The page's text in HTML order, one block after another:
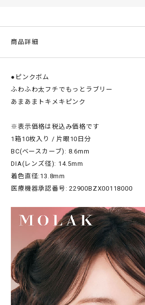
商品詳細
●ピンクボム
ふわふわ太フチでもっとラブリー
あまあまトキメキピンク
※表示価格は税込み価格です
1箱10枚入り / 片眼10日分
BC(ベースカーブ): 8.6mm
DIA(レンズ径): 14.5mm
着色直径:13.8mm
医療機器承認番号: 22900BZX00118000